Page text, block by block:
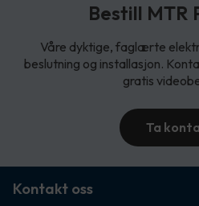
Bestill MTR
Våre dyktige, faglærte
beslutning og installasjon.
gratis
Ta
Kontakt oss